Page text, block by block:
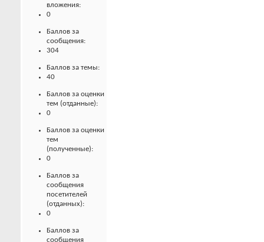
вложения:
0
Баллов за
сообщения:
304
Баллов за темы:
40
Баллов за оценки
тем (отданные):
0
Баллов за оценки
тем
(полученные):
0
Баллов за
сообщения
посетителей
(отданных):
0
Баллов за
сообщения